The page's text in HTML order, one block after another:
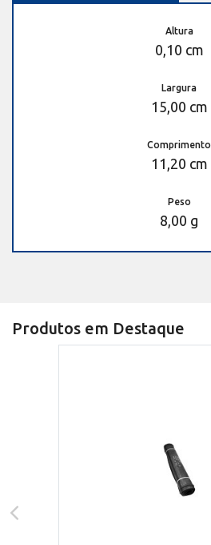
Altura
0,10 cm
Largura
15,00 cm
Comprimento
11,20 cm
Peso
8,00 g
Produtos em Destaque